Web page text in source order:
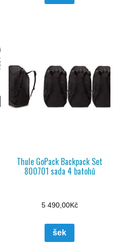
Thule GoPack Backpack Set
800701 sada 4 batohů
5 490,00Kč
šek